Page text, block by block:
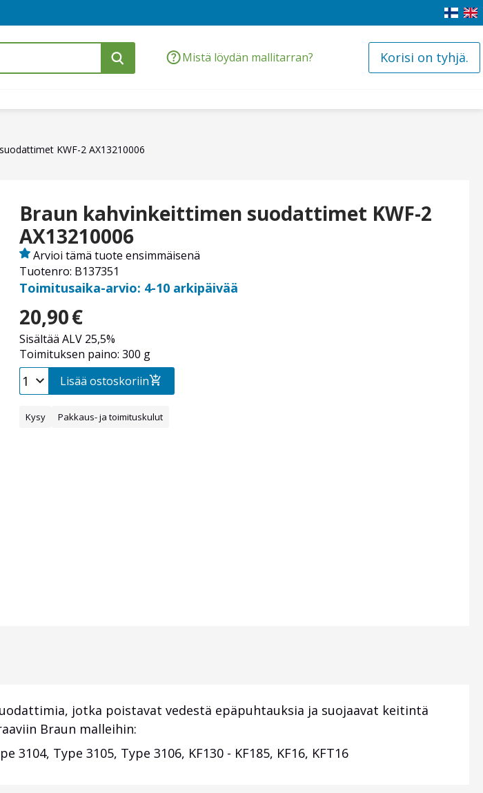
Mistä löydän mallitarran? Korisi on tyhjä.
KWF-2 AX13210006
Braun kahvinkeittimen suodattimet KWF-2
AX13210006
Tuotenro: B137351
Arvioi tämä tuote ensimmäisenä
Toimitusaika-arvio: 4-10 arkipäivää
20,90€
Sisältää ALV 25,5%
Toimituksen paino: 300 g
Lisää ostoskoriin
Kysy Pakkaus- ja toimituskulut
jotka poistavat vedestä epäpuhtauksia ja suojaavat keitintä
Braun malleihin:
3104, Type 3105, Type 3106, KF130 - KF185, KF16, KFT16